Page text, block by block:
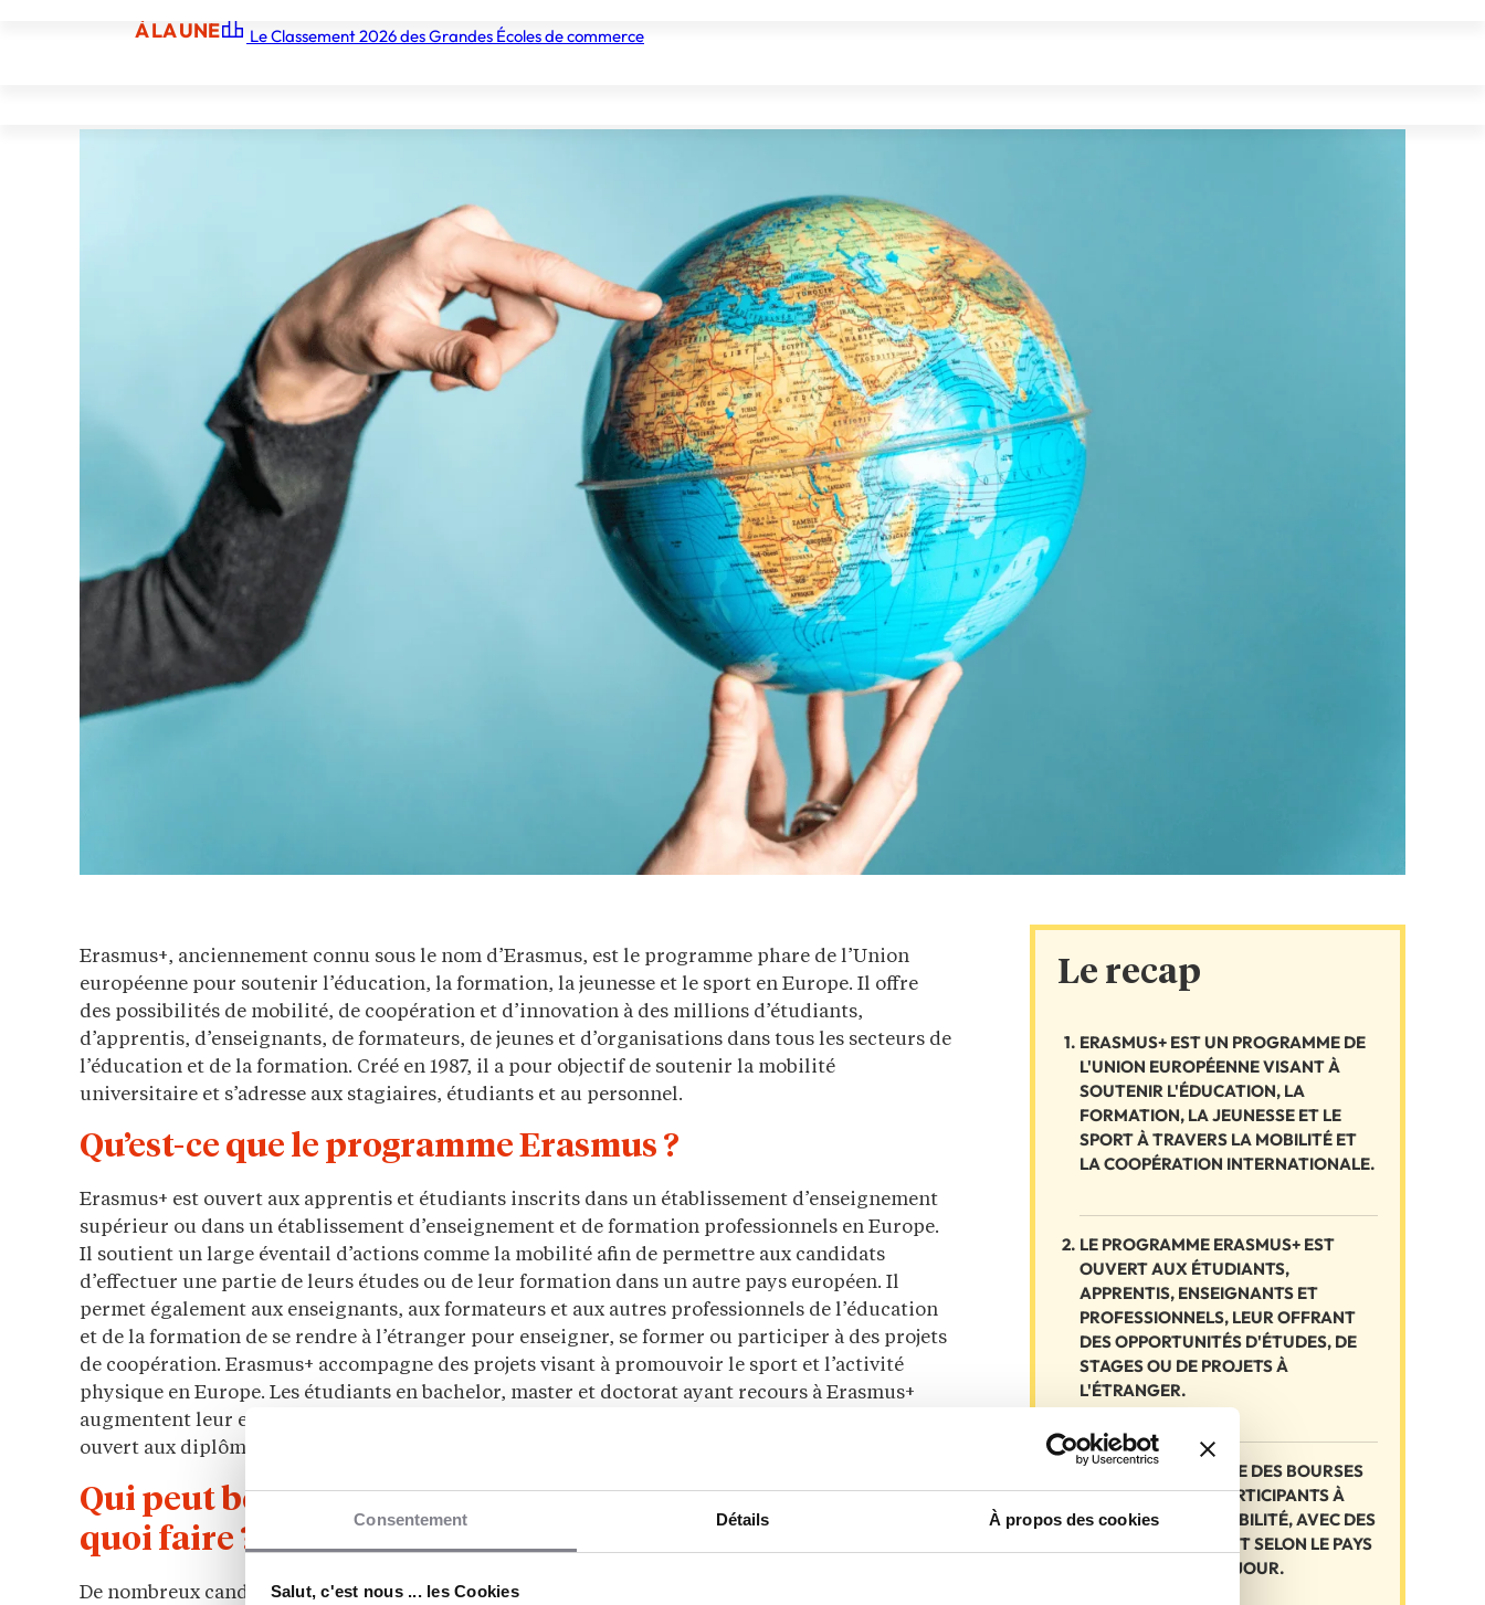
Consentement Détails À propos des cookies
Salut, c'est nous ... les Cookies
À LA UNE Le Classement 2026 des Grandes Écoles de commerce
Erasmus+, anciennement connu sous le nom d’Erasmus, est le programme phare de l’Union
européenne pour soutenir l’éducation, la formation, la jeunesse et le sport en Europe. Il offre
des possibilités de mobilité, de coopération et d’innovation à des millions d’étudiants,
d’apprentis, d’enseignants, de formateurs, de jeunes et d’organisations dans tous les secteurs de
l’éducation et de la formation. Créé en 1987, il a pour objectif de soutenir la mobilité
universitaire et s’adresse aux stagiaires, étudiants et au personnel.
Qu’est-ce que le programme Erasmus ?
Erasmus+ est ouvert aux apprentis et étudiants inscrits dans un établissement d’enseignement
supérieur ou dans un établissement d’enseignement et de formation professionnels en Europe.
Il soutient un large éventail d’actions comme la mobilité afin de permettre aux candidats
d’effectuer une partie de leurs études ou de leur formation dans un autre pays européen. Il
permet également aux enseignants, aux formateurs et aux autres professionnels de l’éducation
et de la formation de se rendre à l’étranger pour enseigner, se former ou participer à des projets
de coopération. Erasmus+ accompagne des projets visant à promouvoir le sport et l’activité
physique en Europe. Les étudiants en bachelor, master et doctorat ayant recours à Erasmus+
augmentent leur employabilité et renforcent leurs compétences. Le programmef est également
ouvert aux diplômés des filières de formation pour une durée de 12 mois.
Qui peut bénéficier du programme Erasmus+ et pour
quoi faire ?
De nombreux candidats ont accès au programme Erasmus+. Il y a notamment les étudiants des
Le recap
ERASMUS+ EST UN PROGRAMME DE
L'UNION EUROPÉENNE VISANT À
SOUTENIR L'ÉDUCATION, LA
FORMATION, LA JEUNESSE ET LE
SPORT À TRAVERS LA MOBILITÉ ET
LA COOPÉRATION INTERNATIONALE.
LE PROGRAMME ERASMUS+ EST
OUVERT AUX ÉTUDIANTS,
APPRENTIS, ENSEIGNANTS ET
PROFESSIONNELS, LEUR OFFRANT
DES OPPORTUNITÉS D'ÉTUDES, DE
STAGES OU DE PROJETS À
L'ÉTRANGER.
ERASMUS+ PROPOSE DES BOURSES
POUR AIDER LES PARTICIPANTS À
FINANCER LEUR MOBILITÉ, AVEC DES
MONTANTS VARIANT SELON LE PAYS
ET LA DURÉE DU SÉJOUR.